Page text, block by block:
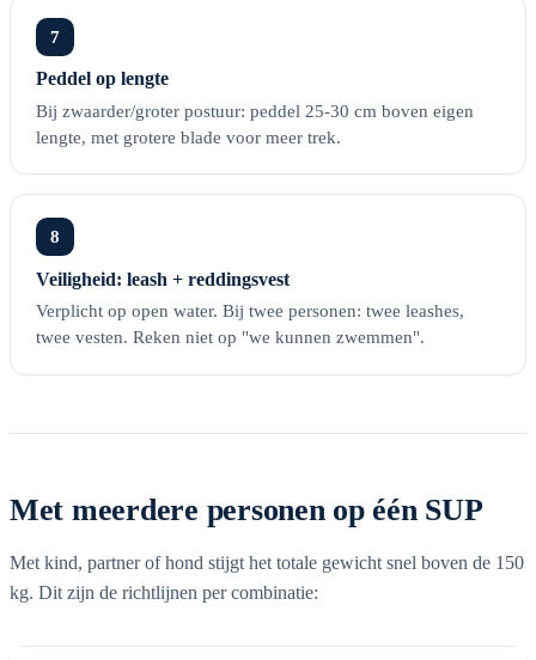
7
Peddel op lengte
Bij zwaarder/groter postuur: peddel 25-30 cm boven eigen
lengte, met grotere blade voor meer trek.
8
Veiligheid: leash + reddingsvest
Verplicht op open water. Bij twee personen: twee leashes,
twee vesten. Reken niet op "we kunnen zwemmen".
Met meerdere personen op één SUP
Met kind, partner of hond stijgt het totale gewicht snel boven de 150
kg. Dit zijn de richtlijnen per combinatie: